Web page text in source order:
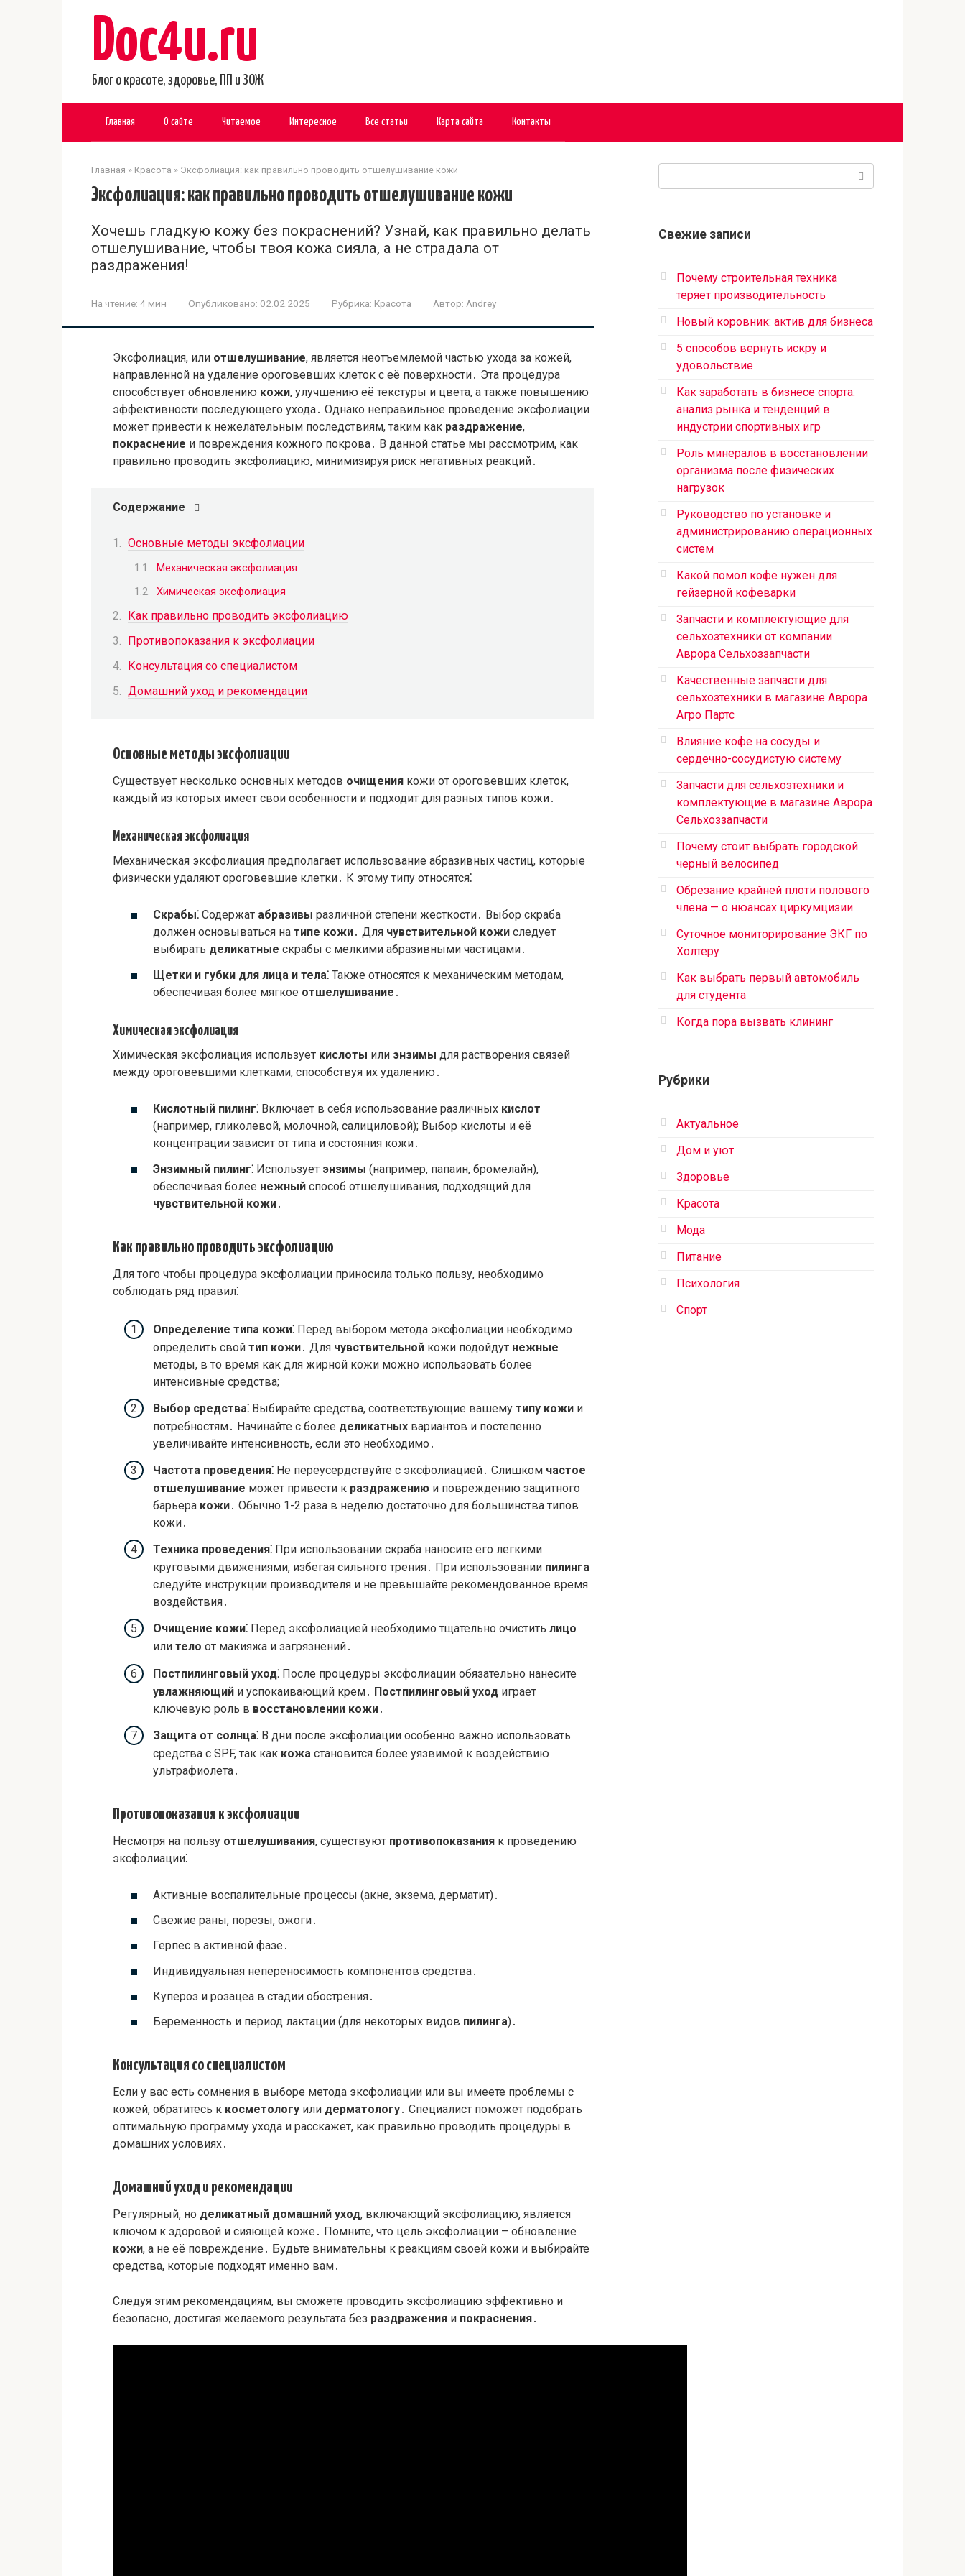
Doc4u.ru
Блог о красоте, здоровье, ПП и ЗОЖ
Главная О сайте Читаемое Интересное Все статьи Карта сайта Контакты
Главная » Красота » Эксфолиация: как правильно проводить отшелушивание кожи
Эксфолиация: как правильно проводить отшелушивание кожи
Хочешь гладкую кожу без покраснений? Узнай, как правильно делать
отшелушивание, чтобы твоя кожа сияла, а не страдала от
раздражения!
На чтение: 4 мин Опубликовано: 02.02.2025 Рубрика: Красота Автор: Andrey
Эксфолиация, или отшелушивание, является неотъемлемой частью ухода за кожей,
направленной на удаление ороговевших клеток с её поверхности․ Эта процедура
способствует обновлению кожи, улучшению её текстуры и цвета, а также повышению
эффективности последующего ухода․ Однако неправильное проведение эксфолиации
может привести к нежелательным последствиям, таким как раздражение,
покраснение и повреждения кожного покрова․ В данной статье мы рассмотрим, как
правильно проводить эксфолиацию, минимизируя риск негативных реакций․
Содержание
Основные методы эксфолиации
Механическая эксфолиация
Химическая эксфолиация
Как правильно проводить эксфолиацию
Противопоказания к эксфолиации
Консультация со специалистом
Домашний уход и рекомендации
Основные методы эксфолиации
Существует несколько основных методов очищения кожи от ороговевших клеток,
каждый из которых имеет свои особенности и подходит для разных типов кожи․
Механическая эксфолиация
Механическая эксфолиация предполагает использование абразивных частиц, которые
физически удаляют ороговевшие клетки․ К этому типу относятся⁚
Скрабы⁚ Содержат абразивы различной степени жесткости․ Выбор скраба
должен основываться на типе кожи․ Для чувствительной кожи следует
выбирать деликатные скрабы с мелкими абразивными частицами․
Щетки и губки для лица и тела⁚ Также относятся к механическим методам,
обеспечивая более мягкое отшелушивание ․
Химическая эксфолиация
Химическая эксфолиация использует кислоты или энзимы для растворения связей
между ороговевшими клетками, способствуя их удалению․
Кислотный пилинг⁚ Включает в себя использование различных кислот
(например, гликолевой, молочной, салициловой); Выбор кислоты и её
концентрации зависит от типа и состояния кожи․
Энзимный пилинг⁚ Использует энзимы (например, папаин, бромелайн),
обеспечивая более нежный способ отшелушивания, подходящий для
чувствительной кожи․
Как правильно проводить эксфолиацию
Для того чтобы процедура эксфолиации приносила только пользу, необходимо
соблюдать ряд правил⁚
Определение типа кожи⁚ Перед выбором метода эксфолиации необходимо
определить свой тип кожи․ Для чувствительной кожи подойдут нежные
методы, в то время как для жирной кожи можно использовать более
интенсивные средства;
Выбор средства⁚ Выбирайте средства, соответствующие вашему типу кожи и
потребностям․ Начинайте с более деликатных вариантов и постепенно
увеличивайте интенсивность, если это необходимо․
Частота проведения⁚ Не переусердствуйте с эксфолиацией․ Слишком частое
отшелушивание может привести к раздражению и повреждению защитного
барьера кожи․ Обычно 1-2 раза в неделю достаточно для большинства типов
кожи․
Техника проведения⁚ При использовании скраба наносите его легкими
круговыми движениями, избегая сильного трения․ При использовании пилинга
следуйте инструкции производителя и не превышайте рекомендованное время
воздействия․
Очищение кожи⁚ Перед эксфолиацией необходимо тщательно очистить лицо
или тело от макияжа и загрязнений․
Постпилинговый уход⁚ После процедуры эксфолиации обязательно нанесите
увлажняющий и успокаивающий крем․ Постпилинговый уход играет
ключевую роль в восстановлении кожи․
Защита от солнца⁚ В дни после эксфолиации особенно важно использовать
средства с SPF, так как кожа становится более уязвимой к воздействию
ультрафиолета․
Противопоказания к эксфолиации
Несмотря на пользу отшелушивания, существуют противопоказания к проведению
эксфолиации⁚
Активные воспалительные процессы (акне, экзема, дерматит)․
Свежие раны, порезы, ожоги․
Герпес в активной фазе․
Индивидуальная непереносимость компонентов средства․
Купероз и розацеа в стадии обострения․
Беременность и период лактации (для некоторых видов пилинга)․
Консультация со специалистом
Если у вас есть сомнения в выборе метода эксфолиации или вы имеете проблемы с
кожей, обратитесь к косметологу или дерматологу․ Специалист поможет подобрать
оптимальную программу ухода и расскажет, как правильно проводить процедуры в
домашних условиях․
Домашний уход и рекомендации
Регулярный, но деликатный домашний уход, включающий эксфолиацию, является
ключом к здоровой и сияющей коже․ Помните, что цель эксфолиации – обновление
кожи, а не её повреждение․ Будьте внимательны к реакциям своей кожи и выбирайте
средства, которые подходят именно вам․
Следуя этим рекомендациям, вы сможете проводить эксфолиацию эффективно и
безопасно, достигая желаемого результата без раздражения и покраснения․
Свежие записи
Почему строительная техника
теряет производительность
Новый коровник: актив для бизнеса
5 способов вернуть искру и
удовольствие
Как заработать в бизнесе спорта:
анализ рынка и тенденций в
индустрии спортивных игр
Роль минералов в восстановлении
организма после физических
нагрузок
Руководство по установке и
администрированию операционных
систем
Какой помол кофе нужен для
гейзерной кофеварки
Запчасти и комплектующие для
сельхозтехники от компании
Аврора Сельхоззапчасти
Качественные запчасти для
сельхозтехники в магазине Аврора
Агро Партс
Влияние кофе на сосуды и
сердечно-сосудистую систему
Запчасти для сельхозтехники и
комплектующие в магазине Аврора
Сельхоззапчасти
Почему стоит выбрать городской
черный велосипед
Обрезание крайней плоти полового
члена — о нюансах циркумцизии
Суточное мониторирование ЭКГ по
Холтеру
Как выбрать первый автомобиль
для студента
Когда пора вызвать клининг
Рубрики
Актуальное
Дом и уют
Здоровье
Красота
Мода
Питание
Психология
Спорт